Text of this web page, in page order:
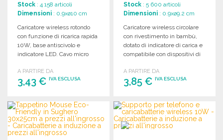
Stock : 4 158 articoli
Dimensioni : 0,9xø10 cm
Caricatore wireless rotondo
con funzione di ricarica rapida
10W, base antiscivolo e
indicatore LED. Cavo micro
A PARTIRE DA
3,43 € IVA ESCLUSA
ORDINARE
Richiedi un preventivo
Stock : 5 600 articoli
Dimensioni : 0.9xø9.2 cm
Caricatore wireless circolare
con rivestimento in bambù,
dotato di indicatore di carica e
compatibile con dispositivi di
A PARTIRE DA
3,85 €IVA ESCLUSA
ORDINARE
Richiedi un preventivo